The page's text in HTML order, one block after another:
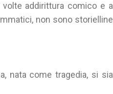
addirittura comico e a
non sono storielline
nata come tragedia, si sia